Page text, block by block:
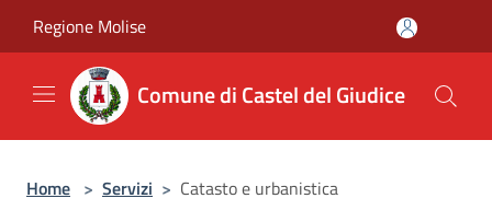
Regione Molise
Comune di Castel del Giudice
Home > Servizi > Catasto e urbanistica